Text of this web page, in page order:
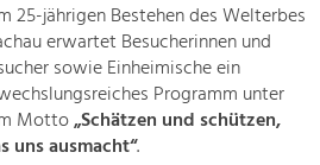
25-jährigen Bestehen des Welterbes
erwartet Besucherinnen und
sowie Einheimische ein
Programm unter
Motto„Schätzen und schützen,
uns ausmacht“.